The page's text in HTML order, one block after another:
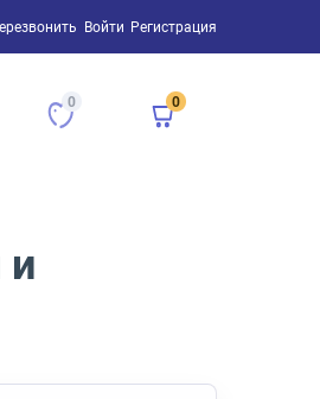
Войти Регистрация
0 0
и